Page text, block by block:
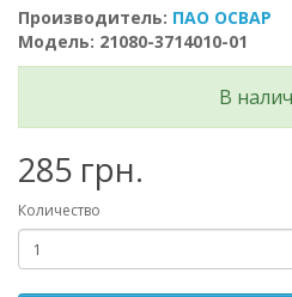
Производитель: ПАО ОСВАР
Модель: 21080-3714010-01
В
285 грн.
Количество